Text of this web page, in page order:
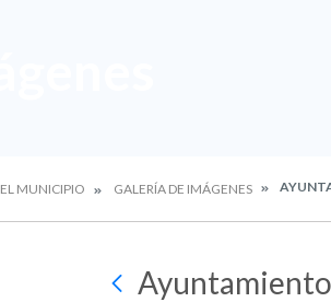
EL MUNICIPIO GALERÍA DE IMÁGENES
Ayuntamiento